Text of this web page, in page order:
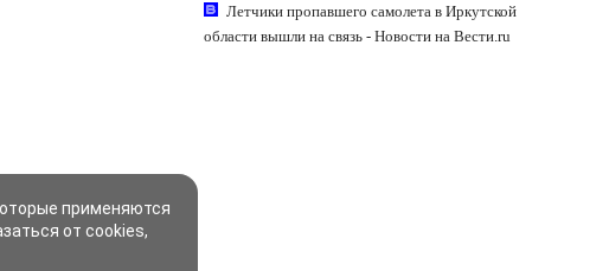
Летчики пропавшего самолета в Иркутской
области вышли на связь - Новости на Вести.ru
применяются
от cookies,